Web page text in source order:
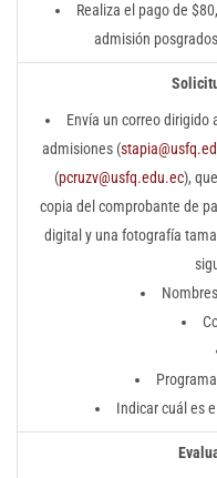
Realiza el pago de
admisión
Envía un correo dirigido
admisiones (
(pcruzv@usfq.edu.ec),
copia del comprobante de
digital y una fotografía
Indicar cuál es